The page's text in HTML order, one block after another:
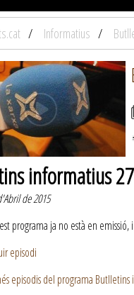
Informatius
informatius
de 2015
programa ja no està en
episodi
episodis del programa Butlletins